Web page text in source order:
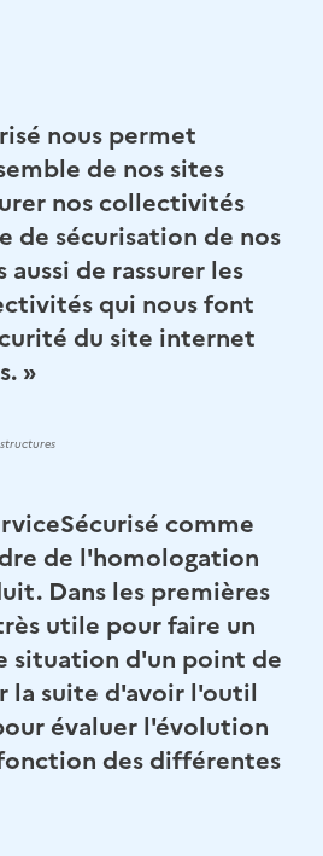
nous permet
de nos sites
nos collectivités
de sécurisation de nos
de rassurer les
qui nous font
du site internet
»
comme
de l'homologation
Dans les premières
utile pour faire un
situation d'un point de
la suite d'avoir l'outil
évaluer l'évolution
des différentes